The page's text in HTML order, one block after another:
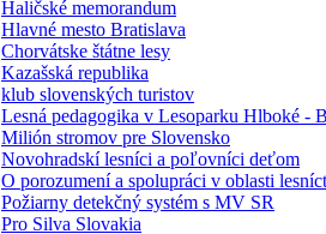
Haličské memorandum
Hlavné mesto Bratislava
Chorvátske štátne lesy
Kazašská republika
klub slovenských turistov
Lesná pedagogika v Lesoparku Hlboké -
Milión stromov pre Slovensko
Novohradskí lesníci a poľovníci deťom
O porozumení a spolupráci v oblasti
Požiarny detekčný systém s MV SR
Pro Silva Slovakia